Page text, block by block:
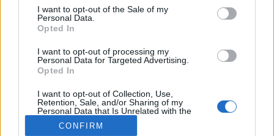
consent section.
I want to opt-out of the Sale of my
Personal Data.
Opted In
I want to opt-out of processing my
Personal Data for Targeted Advertising.
Opted In
I want to opt-out of Collection, Use,
Retention, Sale, and/or Sharing of my
Personal Data that Is Unrelated with the
Purposes for which it was collected.
Opted Out
CONFIRM